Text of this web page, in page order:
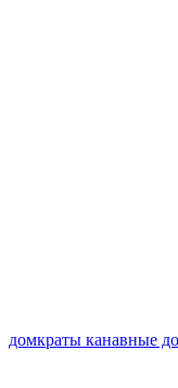
домкраты канавные